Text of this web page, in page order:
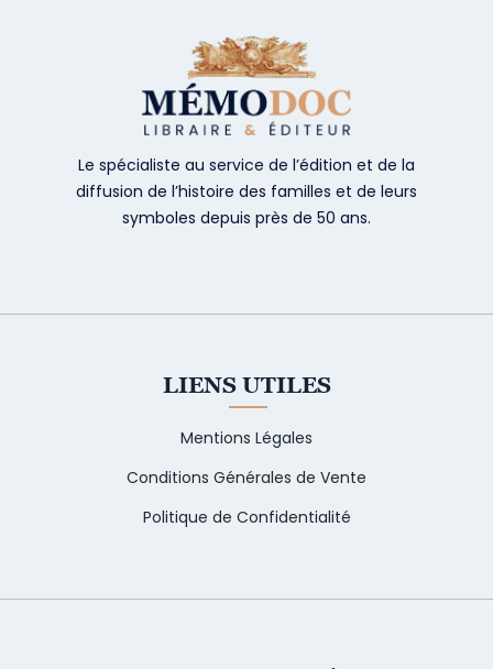
Le spécialiste au service de l’édition et de la
diffusion de l’histoire des familles et de leurs
symboles depuis près de 50 ans.
LIENS UTILES
Mentions Légales
Conditions Générales de Vente
Politique de Confidentialité